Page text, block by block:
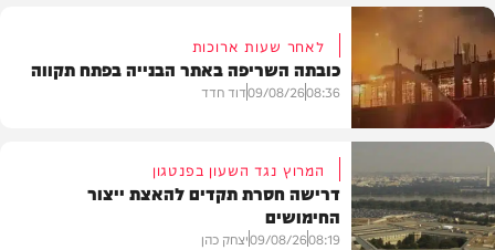
חדשות
חדשות
לאחר שעות ארוכות
כובתה השריפה באתר הבנייה בפתח תקווה
08:36
09/08/26דוד חדד
המרוץ נגד השעון בפנטגון
דרישה חסרת תקדים להאצת ייצור
החימושים
08:19
09/08/26יצחק כהן